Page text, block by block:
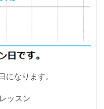
なります。
ッスン